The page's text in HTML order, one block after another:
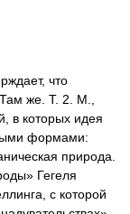
что
же. Т. 2. М.,
в которых идея
формами:
природа.
Гегеля
с которой